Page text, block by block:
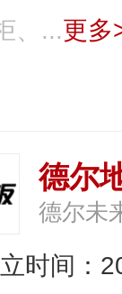
、...更多
德尔
时间：